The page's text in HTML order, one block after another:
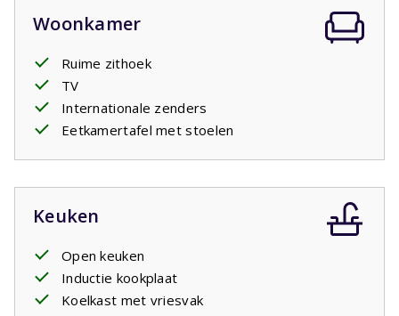
Woonkamer
Ruime zithoek
TV
Internationale zenders
Eetkamertafel met stoelen
Keuken
Open keuken
Inductie kookplaat
Koelkast met vriesvak